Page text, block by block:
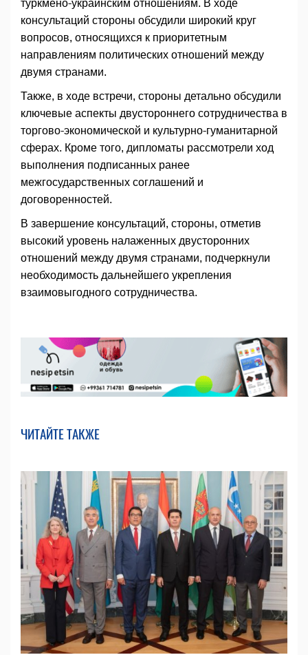
туркмено-украинским отношениям. В ходе
консультаций стороны обсудили широкий круг
вопросов, относящихся к приоритетным
направлениям политических отношений между
двумя странами.
Также, в ходе встречи, стороны детально обсудили
ключевые аспекты двустороннего сотрудничества в
торгово-экономической и культурно-гуманитарной
сферах. Кроме того, дипломаты рассмотрели ход
выполнения подписанных ранее
межгосударственных соглашений и
договоренностей.
В завершение консультаций, стороны, отметив
высокий уровень налаженных двусторонних
отношений между двумя странами, подчеркнули
необходимость дальнейшего укрепления
взаимовыгодного сотрудничества.
ЧИТАЙТЕ ТАКЖЕ